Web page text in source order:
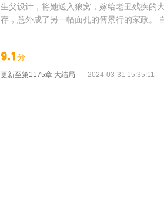
生父设计，将她送入狼窝，嫁给老丑残疾的
存，意外成了另一幅面孔的傅景行的家政。
天：“老婆，我错了。”
9.1 分
更新至第1175章 大结局 2024-03-31 15:35:11